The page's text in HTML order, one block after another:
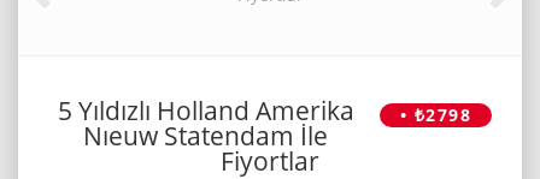
• ₺2798
5 Yıldızlı Holland Amerika
Nıeuw Statendam İle
Fiyortlar